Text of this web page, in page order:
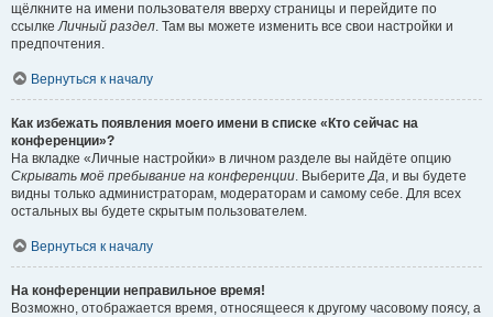
щёлкните на имени пользователя вверху страницы и перейдите по
ссылкеЛичный раздел. Там вы можете изменить все свои настройки и
предпочтения.
Вернуться к началу
Как избежать появления моего имени в списке «Кто сейчас на
конференции»?
На вкладке «Личные настройки» в личном разделе вы найдёте опцию
Скрывать моё пребывание на конференции. ВыберитеДа, и вы будете
видны только администраторам, модераторам и самому себе. Для всех
остальных вы будете скрытым пользователем.
Вернуться к началу
На конференции неправильное время!
Возможно, отображается время, относящееся к другому часовому поясу, а